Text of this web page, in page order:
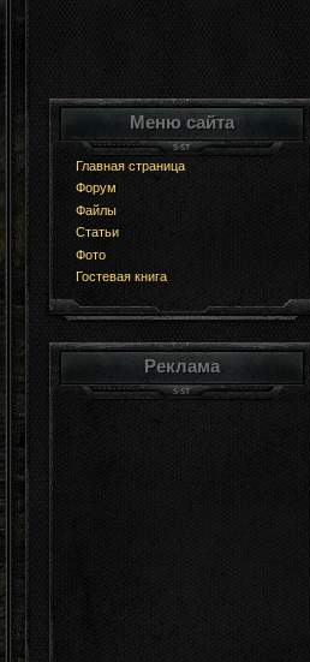
Меню сайта
Главная страница
Форум
Файлы
Статьи
Фото
Гостевая книга
Реклама